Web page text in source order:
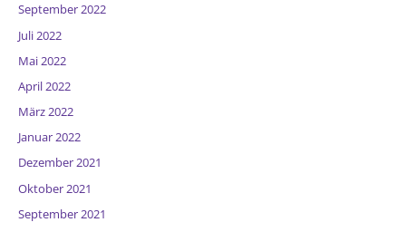
September 2022
Juli 2022
Mai 2022
April 2022
März 2022
Januar 2022
Dezember 2021
Oktober 2021
September 2021